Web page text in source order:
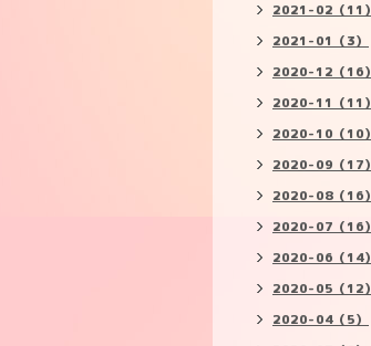
2021-02（11）
2021-01（3）
2020-12（16）
2020-11（11）
2020-10（10）
2020-09（17）
2020-08（16）
2020-07（16）
2020-06（14）
2020-05（12）
2020-04（5）